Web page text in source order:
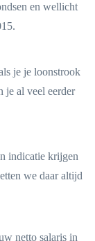
en wellicht
je je loonstrook
je al veel eerder
indicatie krijgen
we daar altijd
netto salaris in